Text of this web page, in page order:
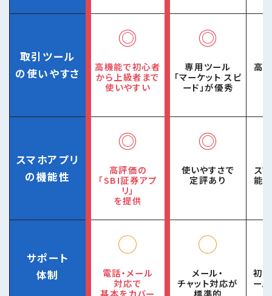
取引ツール
の使いやすさ
◎
高機能で初心者
から上級者まで
使いやすい
◎
専用ツール
「マーケット スピ
ード」が優秀
高
スマホアプリ
の機能性
◎
高評価の
「SBI証券アプ
リ」
を提供
◎
使いやすさで
定評あり
ス
能
サポート
体制
◯
電話・メール
対応で
基本をカバー
◯
メール・
チャット対応が
標準的
初
ー